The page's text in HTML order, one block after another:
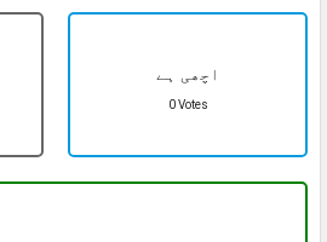
اچھی ہے
0 Votes